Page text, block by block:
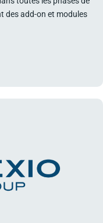
des add-on et modules